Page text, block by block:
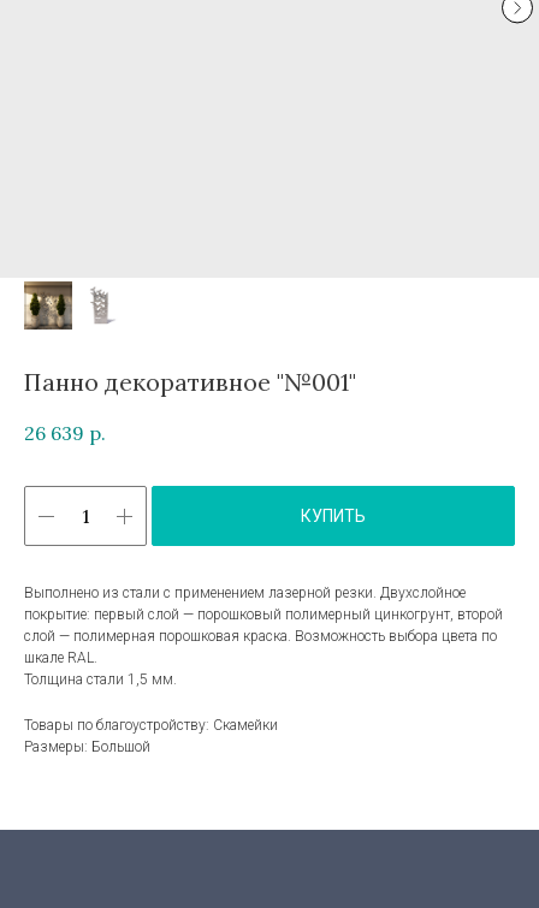
Панно декоративное "№001"
26 639 р.
КУПИТЬ
Выполнено из стали с применением лазерной резки. Двухслойное
покрытие: первый слой — порошковый полимерный цинкогрунт, второй
слой — полимерная порошковая краска. Возможность выбора цвета по
шкале RAL.
Толщина стали 1,5 мм.
Товары по благоустройству: Скамейки
Размеры: Большой